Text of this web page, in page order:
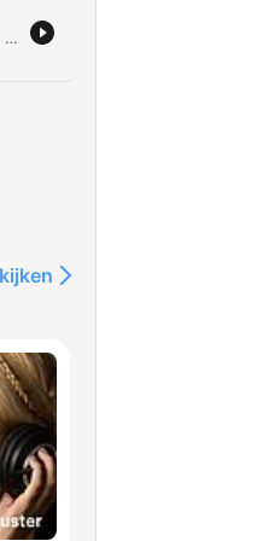
In deze aflevering analyseren de gasten de NAVO-top in Ankara en de kritiek op de Nederlandse inlichtingendiensten die de Russische invasie van Oekraïne onjuist inschatten. De discussie behandelt de huidige uitputtingsoorlog in Oekraïne, de strategische noodzaak van luchtverdediging en de impact van aanvallen op de Krim en Russische logistieke lijnen. Daarnaast wordt de geopolitieke spanning in het Midden-Oosten besproken, inclusief de situatie in Gaza en de Westbank. Tot slot wordt de focus gelegd op de Europese defensie-uitgaven, de uitdagingen rondom de rol van de Verenigde Staten onder Trump en de lessen uit de nieuwe Nederlandse defensienota wat betreft innovatie en maatschappelijke weerbaarheid.